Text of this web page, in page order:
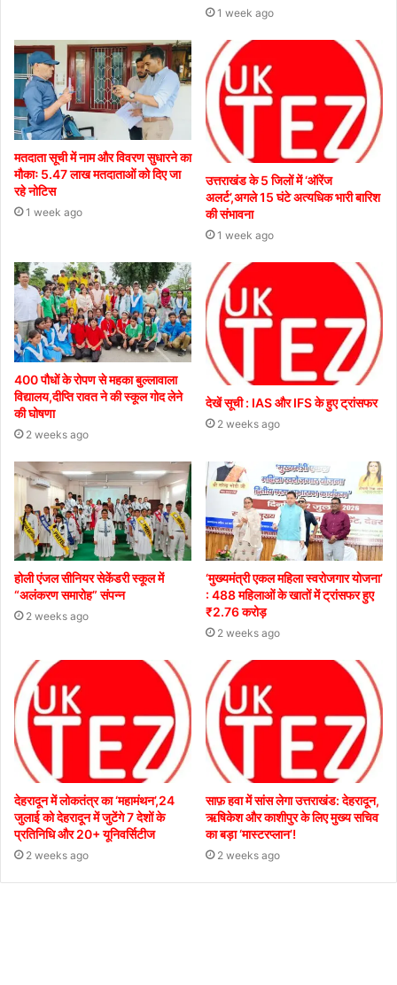
1 week ago
मतदाता सूची में नाम और विवरण सुधारने का
मौकाः 5.47 लाख मतदाताओं को दिए जा
रहे नोटिस
1 week ago
उत्तराखंड के 5 जिलों में ‘ऑरेंज
अलर्ट’,अगले 15 घंटे अत्यधिक भारी बारिश
की संभावना
1 week ago
400 पौधों के रोपण से महका बुल्लावाला
विद्यालय,दीप्ति रावत ने की स्कूल गोद लेने
की घोषणा
2 weeks ago
देखें सूची : IAS और IFS के हुए ट्रांसफर
2 weeks ago
होली एंजल सीनियर सेकेंडरी स्कूल में
“अलंकरण समारोह” संपन्न
2 weeks ago
‘मुख्यमंत्री एकल महिला स्वरोजगार योजना’
: 488 महिलाओं के खातों में ट्रांसफर हुए
₹2.76 करोड़
2 weeks ago
देहरादून में लोकतंत्र का ‘महामंथन’,24
जुलाई को देहरादून में जुटेंगे 7 देशों के
प्रतिनिधि और 20+ यूनिवर्सिटीज
2 weeks ago
साफ़ हवा में सांस लेगा उत्तराखंड: देहरादून,
ऋषिकेश और काशीपुर के लिए मुख्य सचिव
का बड़ा ‘मास्टरप्लान’!
2 weeks ago